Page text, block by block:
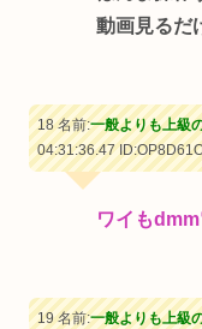
動画見るだ
18 名前:一般よりも上級
04:31:36.47
ワイも
19 名前:一般よりも上級